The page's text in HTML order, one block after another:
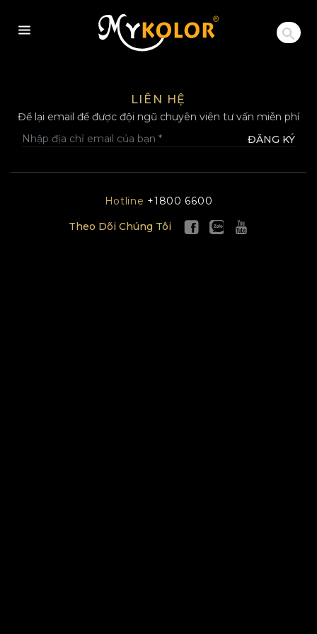
MYKOLOR
LIÊN HỆ
Để lại email để được đội ngũ chuyên viên tư vấn miễn phí
ĐĂNG KÝ
Hotline +1800 6600
Theo Dõi Chúng Tôi